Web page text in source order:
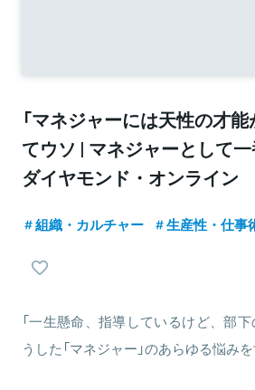
「マネジャーには天性の才能
てウソ | マネジャーとして
ダイヤモンド・オンライン
組織・カルチャー 生産性・仕事
「一生懸命、指導しているけど、部
うした「マネジャー」のあらゆる悩み